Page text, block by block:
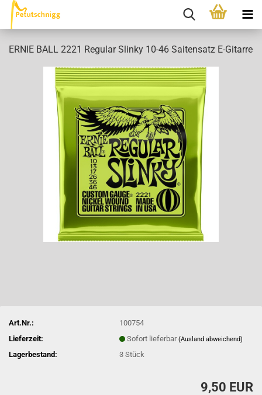
ERNIE BALL 2221 Regular Slinky 10-46 Saitensatz E-Gitarre
Art.Nr.:
100754
Lieferzeit:
Sofort lieferbar(Ausland abweichend)
Lagerbestand: 3Stück
9,50 EUR